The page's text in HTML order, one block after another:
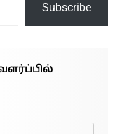
Subscribe